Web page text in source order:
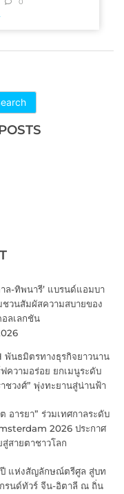
ล-ทิพนารี’ แบรนด์แอมบา
วนสัมผัสความสบายของ
ลเลกชัน
พันธมิตรทางธุรกิจยาวนาน
ความอร่อย ยกเมนูระดับ
ชวงศ์” พุ่งทะยานสู่น่านฟ้า
อารยา” ร่วมเทศกาลระดับ
2026 ประกาศ
สายตาชาวโลก
ปี แห่งสัญลักษณ์ตรีศูล สู่บท
รนด์ทัวร์ จีน-อิตาลี ณ ถิ่น